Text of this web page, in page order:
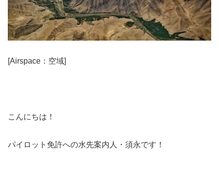
[Airspace：空域]
こんにちは！
パイロット免許への水先案内人・須永です！